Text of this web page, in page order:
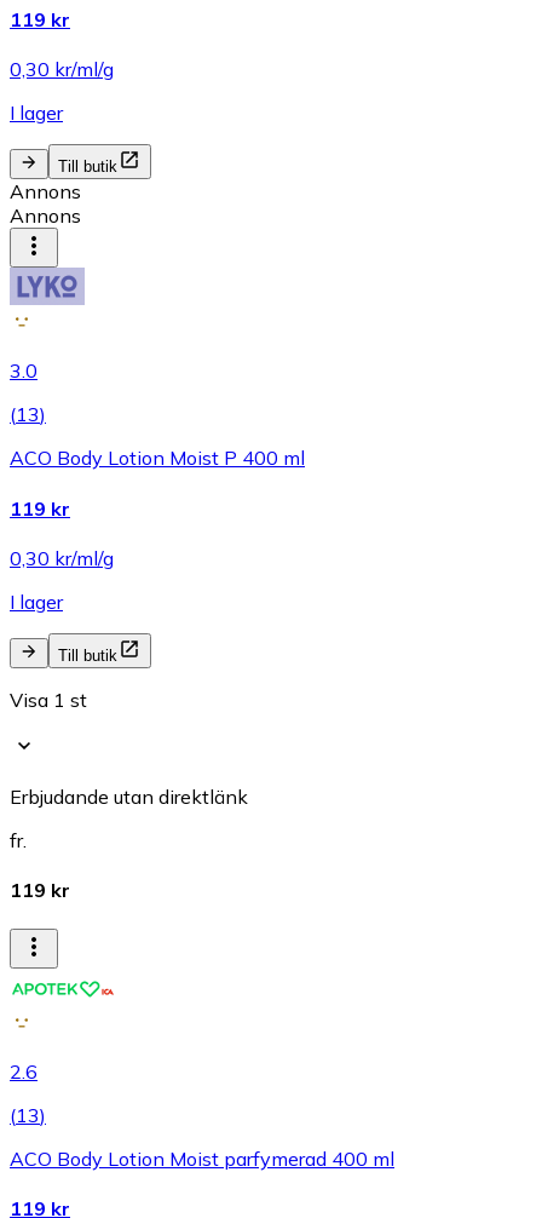
119 kr
0,30 kr/ml/g
I lager
Till butik
Annons
Annons
3.0
(13)
ACO Body Lotion Moist P 400 ml
119 kr
0,30 kr/ml/g
I lager
Till butik
Visa 1 st
Erbjudande utan direktlänk
fr.
119 kr
2.6
(13)
ACO Body Lotion Moist parfymerad 400 ml
119 kr